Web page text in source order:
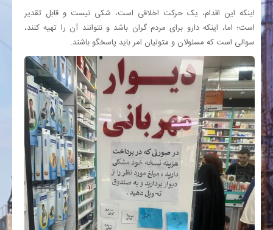
اینکه این اقدام، یک حرکت اخلاقی است، شکی نیست و قابل تقدیر
است؛ اما، اینکه دارو برای مردم گران باشد و نتوانند آن را تهیه کنند،
سوالی است که مسئولان و متولیان امر باید پاسخگو باشند.